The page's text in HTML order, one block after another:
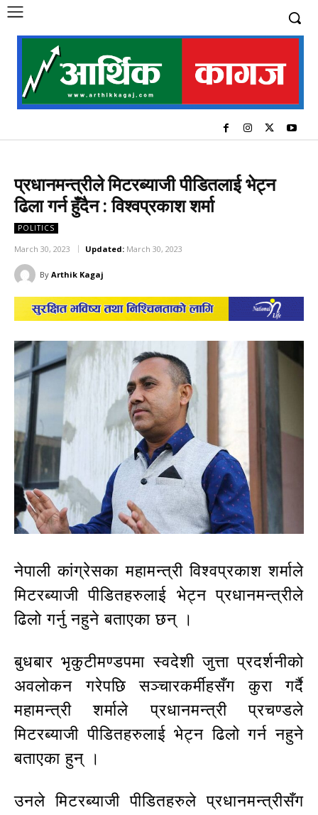
प्रधानमन्त्रीले मिटरब्याजी पीडितलाई भेट्न
ढिला गर्न हुँदैन : विश्वप्रकाश शर्मा
POLITICS
March 30, 2023 Updated: March 30, 2023
By Arthik Kagaj
नेपाली कांग्रेसका महामन्त्री विश्वप्रकाश शर्माले
मिटरब्याजी पीडितहरुलाई भेट्न प्रधानमन्त्रीले
ढिलो गर्नु नहुने बताएका छन् ।
बुधबार भृकुटीमण्डपमा स्वदेशी जुत्ता प्रदर्शनीको
अवलोकन गरेपछि सञ्चारकर्मीहसँग कुरा गर्दै
महामन्त्री शर्माले प्रधानमन्त्री प्रचण्डले
मिटरब्याजी पीडितहरुलाई भेट्न ढिलो गर्न नहुने
बताएका हुन् ।
उनले मिटरब्याजी पीडितहरुले प्रधानमन्त्रीसँग